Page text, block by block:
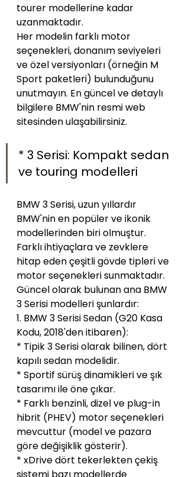
tourer modellerine kadar
uzanmaktadır.
Her modelin farklı motor
seçenekleri, donanım seviyeleri
ve özel versiyonları (örneğin M
Sport paketleri) bulunduğunu
unutmayın. En güncel ve detaylı
bilgilere BMW'nin resmi web
sitesinden ulaşabilirsiniz.
* 3 Serisi: Kompakt sedan
ve touring modelleri
BMW 3 Serisi, uzun yıllardır
BMW'nin en popüler ve ikonik
modellerinden biri olmuştur.
Farklı ihtiyaçlara ve zevklere
hitap eden çeşitli gövde tipleri ve
motor seçenekleri sunmaktadır.
Güncel olarak bulunan ana BMW
3 Serisi modelleri şunlardır:
1. BMW 3 Serisi Sedan (G20 Kasa
Kodu, 2018'den itibaren):
* Tipik 3 Serisi olarak bilinen, dört
kapılı sedan modelidir.
* Sportif sürüş dinamikleri ve şık
tasarımı ile öne çıkar.
* Farklı benzinli, dizel ve plug-in
hibrit (PHEV) motor seçenekleri
mevcuttur (model ve pazara
göre değişiklik gösterir).
* xDrive dört tekerlekten çekiş